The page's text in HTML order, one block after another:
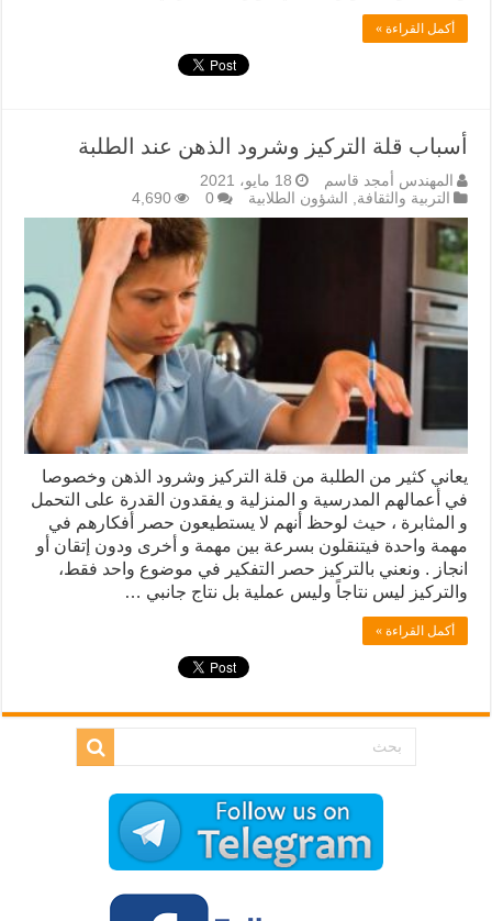
أكمل القراءة »
أسباب قلة التركيز وشرود الذهن عند الطلبة
المهندس أمجد قاسم
18 مايو، 2021
التربية والثقافة
الشؤون الطلابية 0
4,690
يعاني كثير من الطلبة من قلة التركيز وشرود الذهن وخصوصا
في أعمالهم المدرسية و المنزلية و يفقدون القدرة على التحمل
و المثابرة ، حيث لوحظ أنهم لا يستطيعون حصر أفكارهم في
مهمة واحدة فيتنقلون بسرعة بين مهمة و أخرى ودون إتقان أو
انجاز . ونعني بالتركيز حصر التفكير في موضوع واحد فقط،
والتركيز ليس نتاجاً وليس عملية بل نتاج جانبي …
أكمل القراءة »